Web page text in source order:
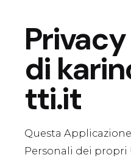
contenuto
di
tti.it
Questa
Personali dei propri